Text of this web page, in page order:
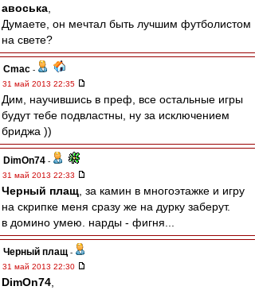
авоська
Думаете, он мечтал быть лучшим футболистом
на свете?
Cmac -
31 май 2013 22:35
Дим, научившись в преф, все остальные игры
будут тебе подвластны, ну за исключением
бриджа ))
DimOn74 -
31 май 2013 22:33
Черный плащ , за камин в многоэтажке и игру
на скрипке меня сразу же на дурку заберут.
в домино умею. нарды - фигня...
Черный плащ -
31 май 2013 22:30
DimOn74